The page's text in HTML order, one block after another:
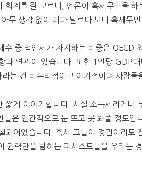
회계를 잘 모르니, 언론이 혹세무민을 하
무 생각 없이 퍼다 날르다 보니 혹세무
수 중 법인세가 차지하는 비중은 OECD
과 연관이 있습니다. 또한 1인당 GDP
는 건 비논리적이고 이기적이며 사람들
짧게 이야기합니다. 사실 소득세라거나
들은 인간적으로 눈 뜨고 못 봐줄 정도입
되어있습니다. 혹시 그들이 정권이라도
권력만을 탐하는 파시스트들을 우리는